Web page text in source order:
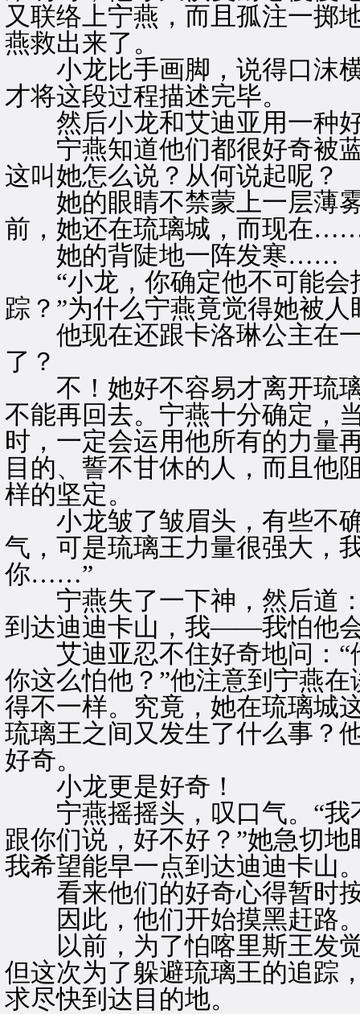
又联络上宁燕，而且孤注一掷
燕救出来了。
小龙比手画脚，说得口沫横
才将这段过程描述完毕。
然后小龙和艾迪亚用一种好
宁燕知道他们都很好奇被
这叫她怎么说？从何说起呢？
她的眼睛不禁蒙上一层薄雾
前，她还在琉璃城，而现在
她的背陡地一阵发寒……
“小龙，你确定他不可能会
踪？”为什么宁燕竟觉得她被
他现在还跟卡洛琳公主在一
了？
不！她好不容易才离开琉璃
不能再回去。宁燕十分确定，
时，一定会运用他所有的力量
目的、誓不甘休的人，而且他
样的坚定。
小龙皱了皱眉头，有些不确
气，可是琉璃王力量很强大，
你……”
宁燕失了一下神，然后道：
到达迪迪卡山，我——我怕他
艾迪亚忍不住好奇地问：“
你这么怕他？”他注意到宁燕
得不一样。究竟，她在琉璃城
琉璃王之间又发生了什么事？
好奇。
小龙更是好奇！
宁燕摇摇头，叹口气。“我
跟你们说，好不好？”她急切
我希望能早一点到达迪迪卡山
看来他们的好奇心得暂时
因此，他们开始摸黑赶路
以前，为了怕喀里斯王发觉
但这次为了躲避琉璃王的追踪
求尽快到达目的地。